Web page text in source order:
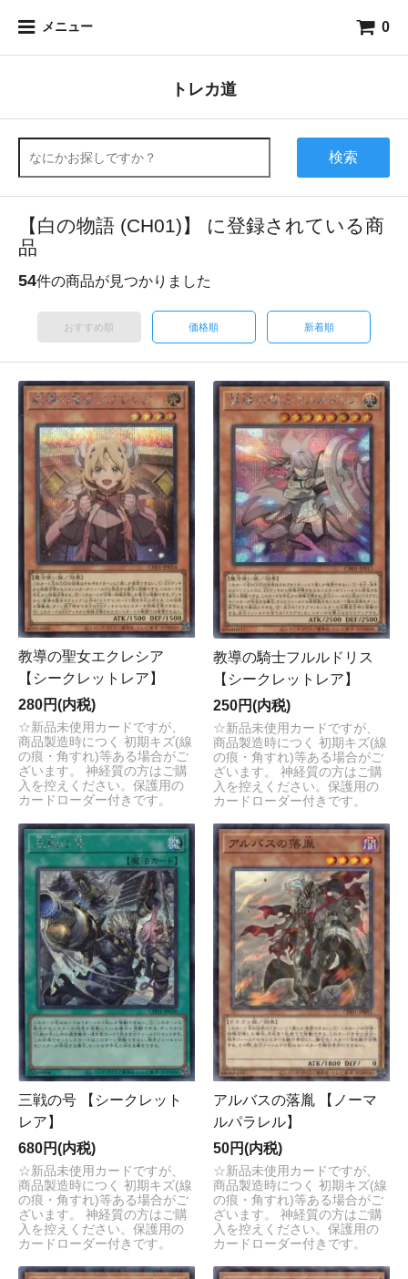
メニュー 0
トレカ道
検索
【白の物語 (CH01)】 に登録されている商
品
54件の商品が見つかりました
おすすめ順 価格順 新着順
教導の聖女エクレシア
【シークレットレア】
280円(内税)
☆新品未使用カードですが、
商品製造時につく 初期キズ(線
の痕・角すれ)等ある場合がご
ざいます。 神経質の方はご購
入を控えください。保護用の
カードローダー付きです。
教導の騎士フルルドリス
【シークレットレア】
250円(内税)
☆新品未使用カードですが、
商品製造時につく 初期キズ(線
の痕・角すれ)等ある場合がご
ざいます。 神経質の方はご購
入を控えください。保護用の
カードローダー付きです。
三戦の号 【シークレット
レア】
680円(内税)
☆新品未使用カードですが、
商品製造時につく 初期キズ(線
の痕・角すれ)等ある場合がご
ざいます。 神経質の方はご購
入を控えください。保護用の
カードローダー付きです。
アルバスの落胤 【ノーマ
ルパラレル】
50円(内税)
☆新品未使用カードですが、
商品製造時につく 初期キズ(線
の痕・角すれ)等ある場合がご
ざいます。 神経質の方はご購
入を控えください。保護用の
カードローダー付きです。